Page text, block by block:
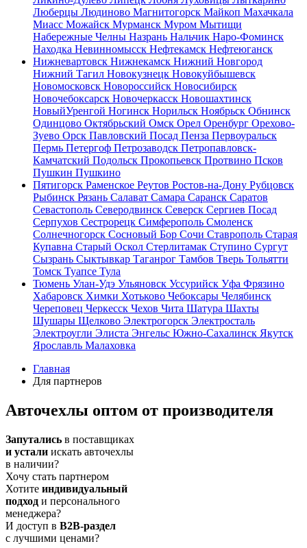
Люберцы Людиново Магнитогорск Майкоп Махачкала
Миасс Можайск Мурманск Муром Мытищи
Набережные Челны Назрань Нальчик Наро-Фоминск
Находка Невинномысск Нефтекамск Нефтеюганск
Нижневартовск Нижнекамск Нижний Новгород
Нижний Тагил Новокузнецк Новокуйбышевск
Новомосковск Новороссийск Новосибирск
Новочебоксарск Новочеркасск Новошахтинск
НовыйУренгой Ногинск Норильск Ноябрьск Обнинск
Одинцово Октябрьский Омск Орел Оренбург Орехово-
Зуево Орск Павловский Посад Пенза Первоуральск
Пермь Петергоф Петрозаводск Петропавловск-
Камчатский Подольск Прокопьевск Протвино Псков
Пушкин Пушкино
Пятигорск Раменское Реутов Ростов-на-Дону Рубцовск
Рыбинск Рязань Салават Самара Саранск Саратов
Севастополь Северодвинск Северск Сергиев Посад
Серпухов Сестрорецк Симферополь Смоленск
Солнечногорск Сосновый Бор Сочи Ставрополь Старая
Купавна Старый Оскол Стерлитамак Ступино Сургут
Сызрань Сыктывкар Таганрог Тамбов Тверь Тольятти
Томск Туапсе Тула
Тюмень Улан-Удэ Ульяновск Уссурийск Уфа Фрязино
Хабаровск Химки Хотьково Чебоксары Челябинск
Череповец Черкесск Чехов Чита Шатура Шахты
Шушары Щелково Электрогорск Электросталь
Электроугли Элиста Энгельс Южно-Сахалинск Якутск
Ярославль Малаховка
Главная
Для партнеров
Авточехлы оптом от производителя
Запутались в поставщиках
и устали искать авточехлы
в наличии?
Хочу стать партнером
Хотите индивидуальный
подход и персонального
менеджера?
И доступ в B2B-раздел
с лучшими ценами?